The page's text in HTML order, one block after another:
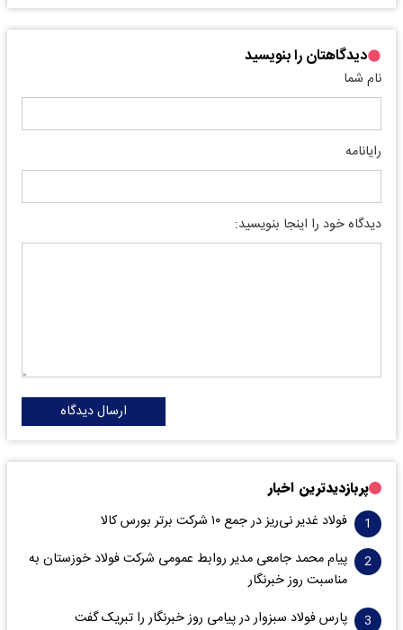
دیدگاهتان را بنویسید
نام شما
رایانامه
دیدگاه خود را اینجا بنویسید:
ارسال دیدگاه
پربازدیدترین اخبار
فولاد غدیر نی‌ریز در جمع ۱۰ شرکت برتر بورس کالا
پیام محمد جامعی مدیر روابط عمومی شرکت فولاد خوزستان به
مناسبت روز خبرنگار
پارس فولاد سبزوار در پیامی روز خبرنگار را تبریک گفت